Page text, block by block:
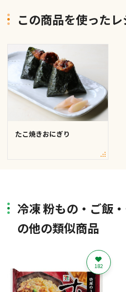
この商品を使ったレ
たこ焼きおにぎり
冷凍 粉もの・ご飯
の他の類似商品
182